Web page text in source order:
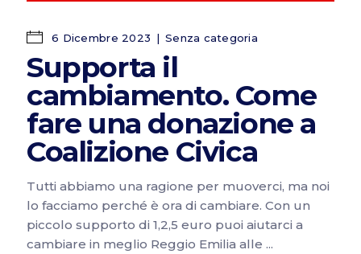
6 Dicembre 2023 Senza categoria
Supporta il
cambiamento. Come
fare una donazione a
Coalizione Civica
Tutti abbiamo una ragione per muoverci, ma noi
lo facciamo perché è ora di cambiare. Con un
piccolo supporto di 1,2,5 euro puoi aiutarci a
cambiare in meglio Reggio Emilia alle